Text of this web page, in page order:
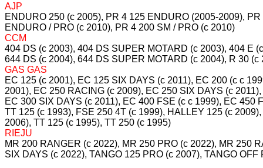
AJP
ENDURO 250 (c 2005), PR 4 125 ENDURO (2005-2009),
ENDURO / PRO (c 2010), PR 4 200 SM / PRO (c 2010)
CCM
404 DS (c 2003), 404 DS SUPER MOTARD (c 2003), 404 E
644 DS (c 2004), 644 DS SUPER MOTARD (c 2004), R 30 (c
GAS GAS
EC 125 (c 2001), EC 125 SIX DAYS (c 2011), EC 200 (c c
2001), EC 250 RACING (c 2009), EC 250 SIX DAYS (c
EC 300 SIX DAYS (c 2011), EC 400 FSE (c c 1999), EC
TT 125 (c 1993), FSE 250 4T (c 1999), HALLEY 125 (c
2006), TT 125 (c 1995), TT 250 (c 1995)
RIEJU
MR 200 RANGER (c 2022), MR 250 PRO (c 2022), MR 250
SIX DAYS (c 2022), TANGO 125 PRO (c 2007), TANGO